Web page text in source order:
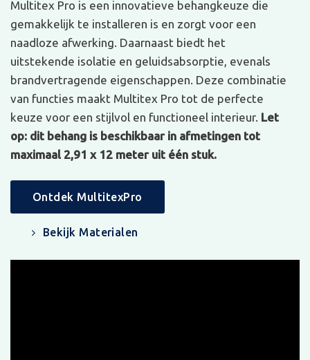
Multitex Pro is een innovatieve behangkeuze die
gemakkelijk te installeren is en zorgt voor een
naadloze afwerking. Daarnaast biedt het
uitstekende isolatie en geluidsabsorptie, evenals
brandvertragende eigenschappen. Deze combinatie
van functies maakt Multitex Pro tot de perfecte
keuze voor een stijlvol en functioneel interieur. Let
op: dit behang is beschikbaar in afmetingen tot
maximaal 2,91 x 12 meter uit één stuk.
Ontdek MultitexPro
Bekijk Materialen